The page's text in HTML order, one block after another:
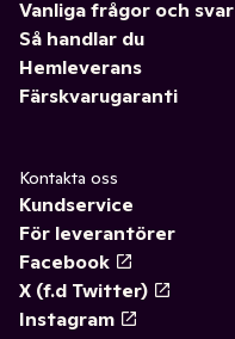
Vanliga frågor och svar
Så handlar du
Hemleverans
Färskvarugaranti
Kontakta oss
Kundservice
För leverantörer
Facebook
X (f.d Twitter)
Instagram